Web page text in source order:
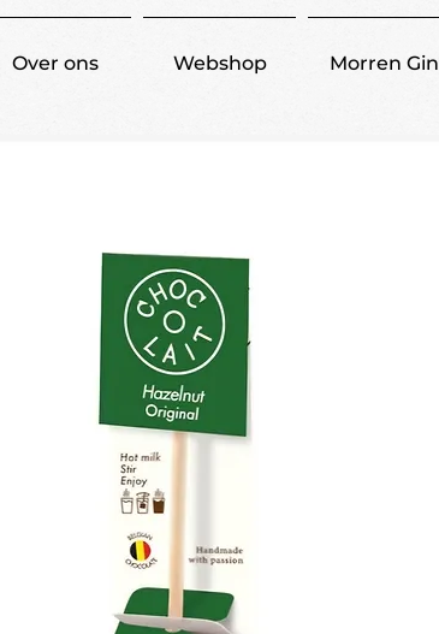
Over ons Webshop Morren Gin